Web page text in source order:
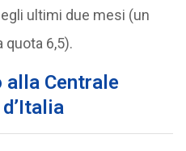
ultimi due mesi (un
quota 6,5).
alla Centrale